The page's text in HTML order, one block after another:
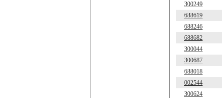
300249
688619
688246
688682
300044
300687
688018
002544
300624